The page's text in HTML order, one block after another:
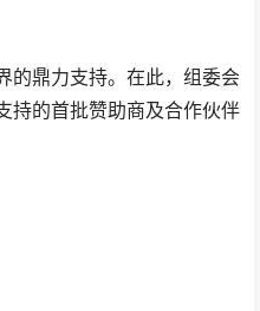
的鼎力支持。在此，组委会
持的首批赞助商及合作伙伴